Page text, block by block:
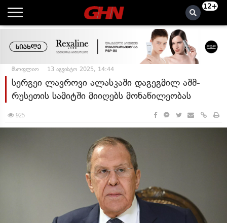
12+
მსოფლიო 13 აგვისტო 2025, 14:44
სერგეი ლავროვი ალასკაში დაგეგმილ აშშ-
რუსეთის სამიტში მიიღებს მონაწილეობას
925